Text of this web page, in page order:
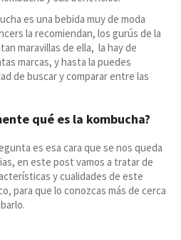
es una bebida muy de moda
la recomiendan, los gurús de la
maravillas de ella, la hay de
marcas, y hasta la puedes
de buscar y comparar entre las
qué es la kombucha?
es esa cara que se nos queda
en este post vamos a tratar de
y cualidades de este
para que lo conozcas más de cerca